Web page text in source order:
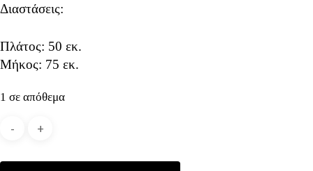
Διαστάσεις:
Πλάτος: 50 εκ.
Μήκος: 75 εκ.
1 σε απόθεμα